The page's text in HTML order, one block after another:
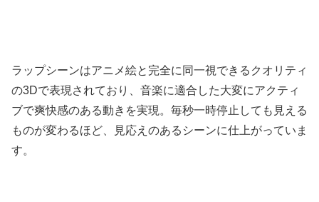
ラップシーンはアニメ絵と完全に同一視できるクオリティ
の3Dで表現されており、音楽に適合した大変にアクティ
ブで爽快感のある動きを実現。毎秒一時停止しても見える
ものが変わるほど、見応えのあるシーンに仕上がっていま
す。